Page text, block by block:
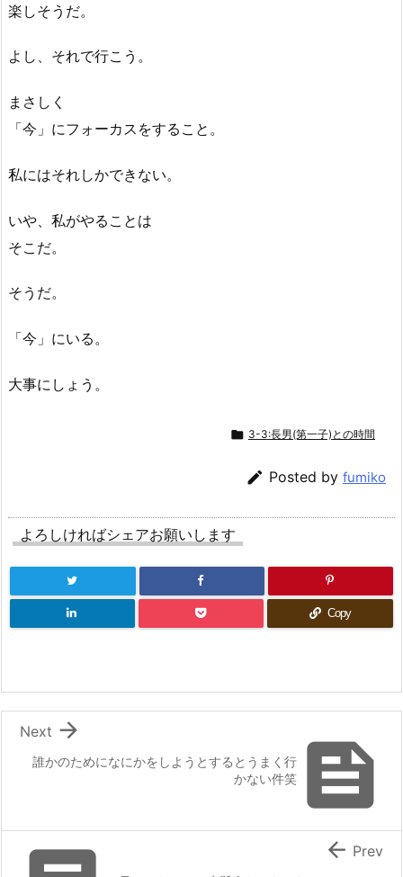
楽しそうだ。
よし、それで行こう。
まさしく
「今」にフォーカスをすること。
私にはそれしかできない。
いや、私がやることは
そこだ。
そうだ。
「今」にいる。
大事にしょう。
 3-3:長男(第一子)との時間
 Posted by fumiko
よろしければシェアお願いします
Copy

誰かのためになにかをしようとするとうまく行
かない件笑

Next
 Prev